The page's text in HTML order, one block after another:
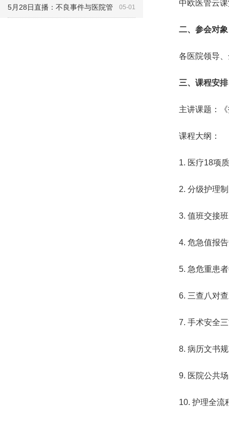
5月28日直播：不良事件与医院管 05-01 中欧医管云
二、参会对象
各医院领导
三、课程安
主讲课题：
课程大纲：
1. 医疗18项
2. 分级护理
3. 值班交接
4. 危急值报
5. 急危重患
6. 三查八对
7. 手术安全
8. 病历文书
9. 医院公共
10. 护理全流